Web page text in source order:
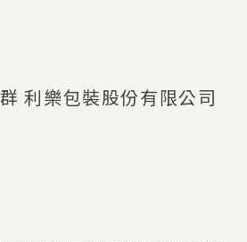
利樂包裝股份有限公司